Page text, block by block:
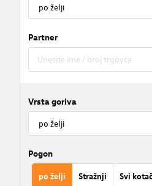
Partner
Vrsta goriva
Pogon
po želji Stražnji Svi